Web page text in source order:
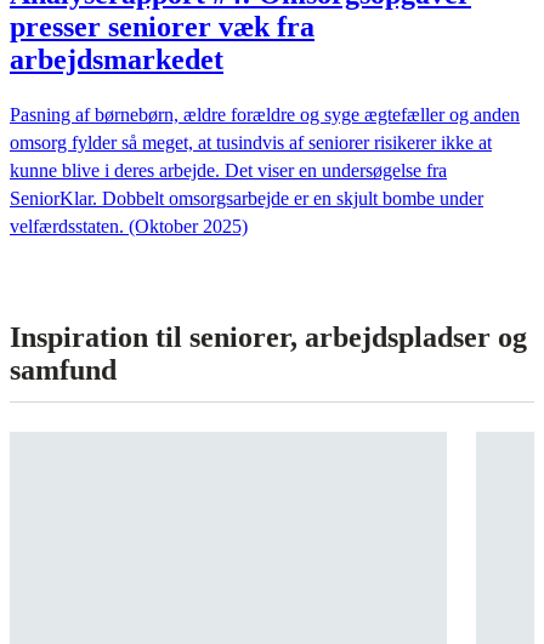
presser seniorer væk fra
arbejdsmarkedet
Pasning af børnebørn, ældre forældre og syge ægtefæller og anden
omsorg fylder så meget, at tusindvis af seniorer risikerer ikke at
kunne blive i deres arbejde. Det viser en undersøgelse fra
SeniorKlar. Dobbelt omsorgsarbejde er en skjult bombe under
velfærdsstaten. (Oktober 2025)
Inspiration til seniorer, arbejdspladser og
samfund